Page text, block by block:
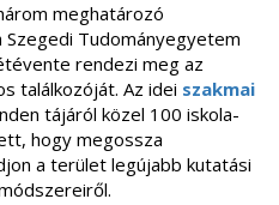
meghatározó
Szegedi Tudományegyetem
rendezi meg az
találkozóját. Az idei szakmai
tájáról közel 100 iskola-
hogy megossza
a terület legújabb kutatási